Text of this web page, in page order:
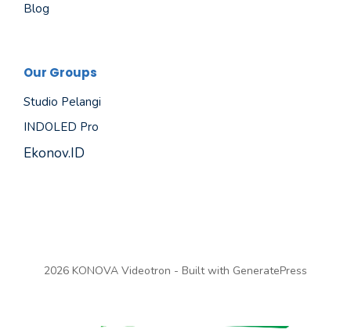
Blog
Our Groups
Studio Pelangi
INDOLED Pro
Ekonov.ID
2026 KONOVA Videotron - Built with GeneratePress